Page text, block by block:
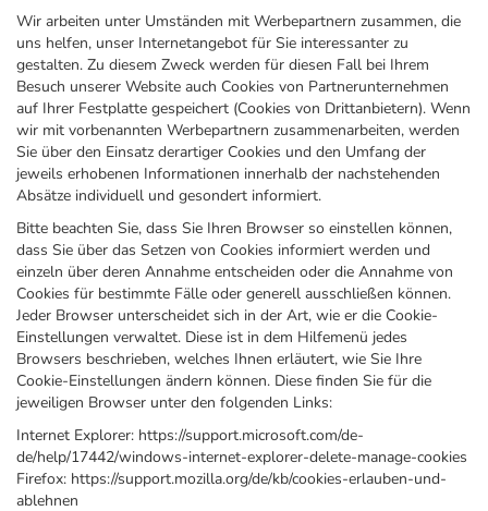
Wir arbeiten unter Umständen mit Werbepartnern zusammen, die
uns helfen, unser Internetangebot für Sie interessanter zu
gestalten. Zu diesem Zweck werden für diesen Fall bei Ihrem
Besuch unserer Website auch Cookies von Partnerunternehmen
auf Ihrer Festplatte gespeichert (Cookies von Drittanbietern). Wenn
wir mit vorbenannten Werbepartnern zusammenarbeiten, werden
Sie über den Einsatz derartiger Cookies und den Umfang der
jeweils erhobenen Informationen innerhalb der nachstehenden
Absätze individuell und gesondert informiert.
Bitte beachten Sie, dass Sie Ihren Browser so einstellen können,
dass Sie über das Setzen von Cookies informiert werden und
einzeln über deren Annahme entscheiden oder die Annahme von
Cookies für bestimmte Fälle oder generell ausschließen können.
Jeder Browser unterscheidet sich in der Art, wie er die Cookie-
Einstellungen verwaltet. Diese ist in dem Hilfemenü jedes
Browsers beschrieben, welches Ihnen erläutert, wie Sie Ihre
Cookie-Einstellungen ändern können. Diese finden Sie für die
jeweiligen Browser unter den folgenden Links:
Internet Explorer: https://support.microsoft.com/de-
de/help/17442/windows-internet-explorer-delete-manage-cookies
Firefox: https://support.mozilla.org/de/kb/cookies-erlauben-und-
ablehnen